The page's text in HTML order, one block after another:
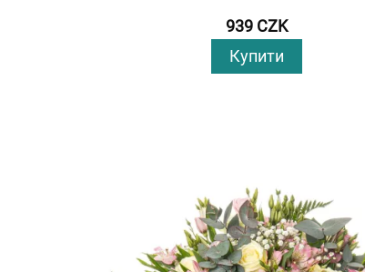
939 CZK
Купити